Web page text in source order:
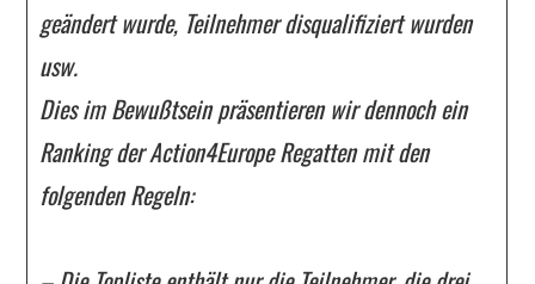
geändert wurde, Teilnehmer disqualifiziert wurden
usw.
Dies im Bewußtsein präsentieren wir dennoch ein
Ranking der Action4Europe Regatten mit den
folgenden Regeln: